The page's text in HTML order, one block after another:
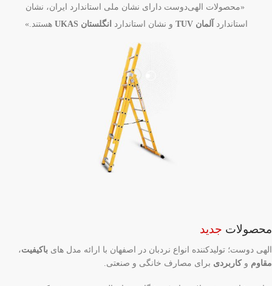
«محصولات الهی‌دوست دارای نشان ملی استاندارد ایران، نشان
استاندارد
آلمان TUV و نشان استاندارد انگلستان UKAS هستند.»
محصولات جدید
الهی دوست؛ تولیدکننده انواع نردبان در اصفهان با ارائه مدل‌ های باکیفیت،
مقاوم و کاربردی برای مصارف خانگی و صنعتی.